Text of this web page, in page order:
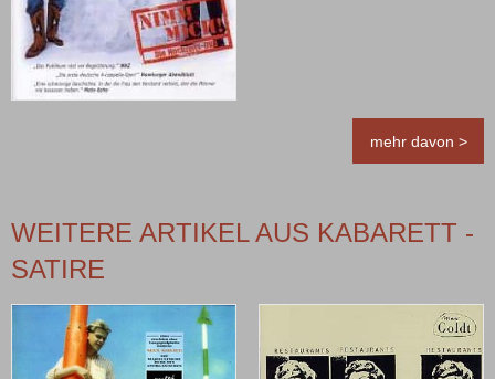
mehr davon >
WEITERE ARTIKEL AUS KABARETT -
SATIRE